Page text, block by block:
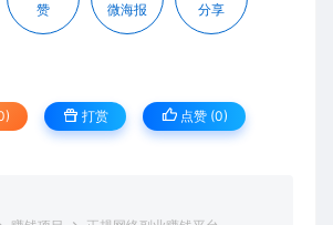
赞 微海报 分享
打赏 点赞 (0)